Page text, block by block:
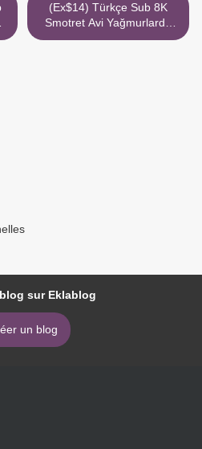
(Ex$14) Türkçe Sub 8K
Smotret Avi Yağmurlarda
Yıkansam Torrent Magnet
sur Eklablog
un blog